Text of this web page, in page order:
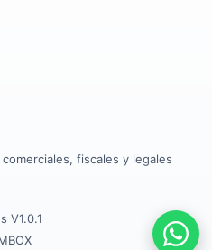
fiscales y legales
V1.0.1